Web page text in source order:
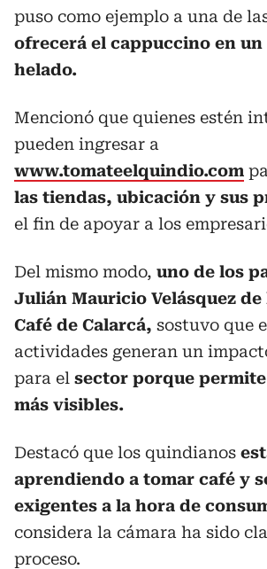
puso como ejemplo a una de
ofrecerá el cappuccino en un
helado.
Mencionó que quienes estén
pueden ingresar a
www.tomateelquindio.com
las tiendas, ubicación y sus
el fin de apoyar a los
Del mismo modo, uno de los
Julián Mauricio Velásquez
Café de Calarcá, sostuvo que
actividades generan un
para el sector porque
más visibles.
Destacó que los quindianos
aprendiendo a tomar café y
exigentes a la hora de
considera la cámara ha sido
proceso.